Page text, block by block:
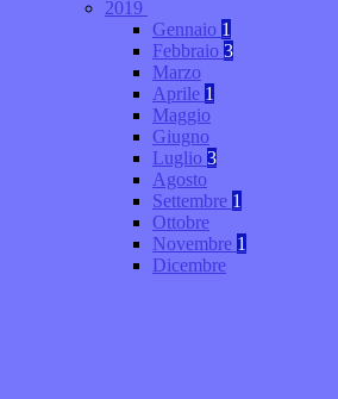
2019
Gennaio 1
Febbraio 3
Marzo
Aprile 1
Maggio
Giugno
Luglio 3
Agosto
Settembre 1
Ottobre
Novembre 1
Dicembre